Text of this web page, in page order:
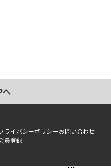
へ
ライバシーポリシーお問い合わせ
員登録